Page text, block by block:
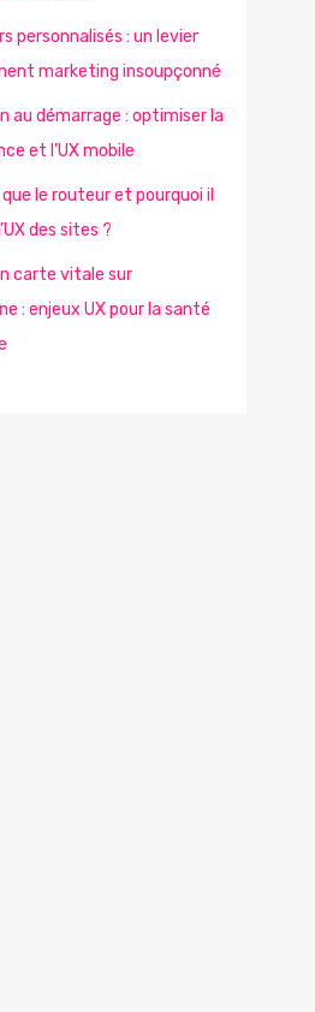
personnalisés : un levier
marketing insoupçonné
au démarrage : optimiser la
et l’UX mobile
le routeur et pourquoi il
des sites ?
carte vitale sur
: enjeux UX pour la santé